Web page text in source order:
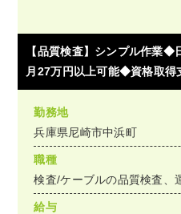
【品質検査】シンプル作業
月27万円以上可能◆資格取
勤務地
兵庫県尼崎市中浜町
職種
検査/ケーブルの品質検査、
給与